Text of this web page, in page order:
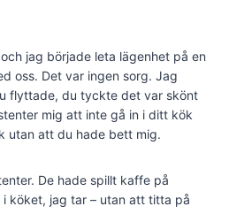
jag började leta lägenhet på en
oss. Det var ingen sorg. Jag
flyttade, du tyckte det var skönt
mig att inte gå in i ditt kök
utan att du hade bett mig.
De hade spillt kaffe på
köket, jag tar – utan att titta på